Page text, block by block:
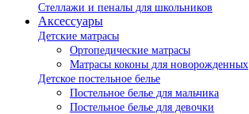
Стеллажи и пеналы для школьников
Аксессуары
Детские матрасы
Ортопедические матрасы
Матрасы коконы для новорожденных
Детское постельное белье
Постельное белье для мальчика
Постельное белье для девочки